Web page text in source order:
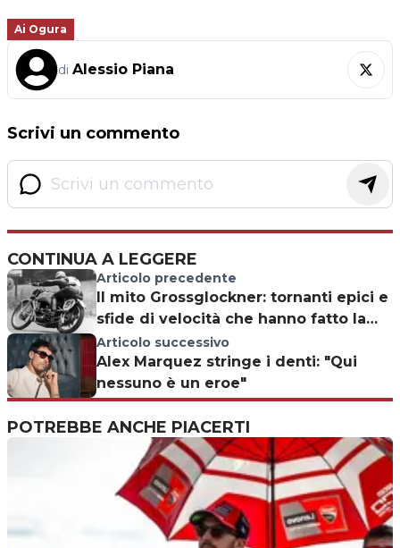
Ai Ogura
di Alessio Piana
Scrivi un commento
CONTINUA A LEGGERE
Articolo precedente
Il mito Grossglockner: tornanti epici e
sfide di velocità che hanno fatto la
storia
Articolo successivo
Alex Marquez stringe i denti: "Qui
nessuno è un eroe"
POTREBBE ANCHE PIACERTI